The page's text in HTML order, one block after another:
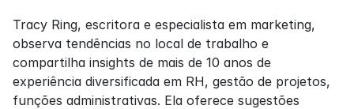
Tracy Ring, escritora e especialista em marketing,
observa tendências no local de trabalho e
compartilha insights de mais de 10 anos de
experiência diversificada em RH, gestão de projetos,
funções administrativas. Ela oferece sugestões